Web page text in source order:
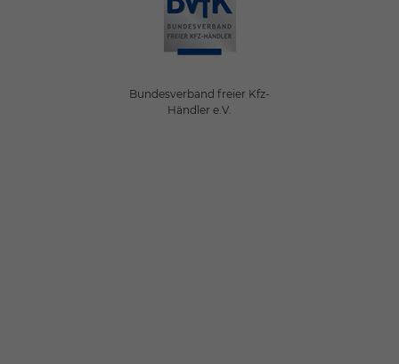
Bundesverband freier Kfz-
Händler e.V.